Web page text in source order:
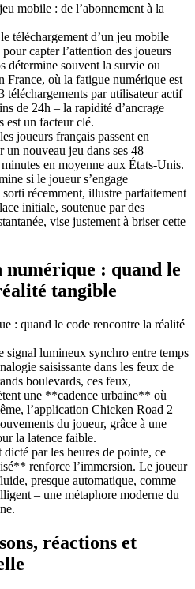
mobile : de l’abonnement à la
téléchargement d’un jeu mobile
capter l’attention des joueurs
détermine souvent la survie ou
France, où la fatigue numérique est
téléchargements par utilisateur actif
de 24h – la rapidité d’ancrage
est un facteur clé.
joueurs français passent en
un nouveau jeu dans ses 48
en moyenne aux États-Unis.
si le joueur s’engage
récemment, illustre parfaitement
initiale, soutenue par des
vise justement à briser cette
: quand le
tangible
: quand le code rencontre la réalité
signal lumineux synchro entre temps
saisissante dans les feux de
boulevards, ces feux,
une **cadence urbaine** où
l’application Chicken Road 2
du joueur, grâce à une
la latence faible.
par les heures de pointe, ce
renforce l’immersion. Le joueur
presque automatique, comme
– une métaphore moderne du
réactions et